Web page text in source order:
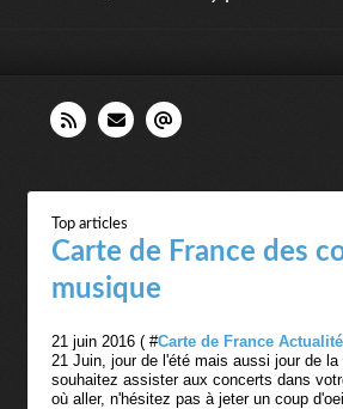
Top articles
Carte de France des
musique
21 juin 2016 ( #Carte de France
21 Juin, jour de l'été mais aussi jour de
souhaitez assister aux concerts dans
où aller, n'hésitez pas à jeter un coup